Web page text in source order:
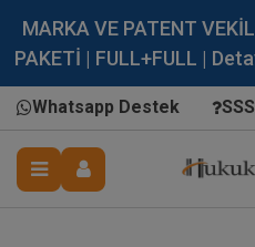
MARKA VE PATENT
PAKETİ | FULL+FULL |
Whatsapp Destek SSS